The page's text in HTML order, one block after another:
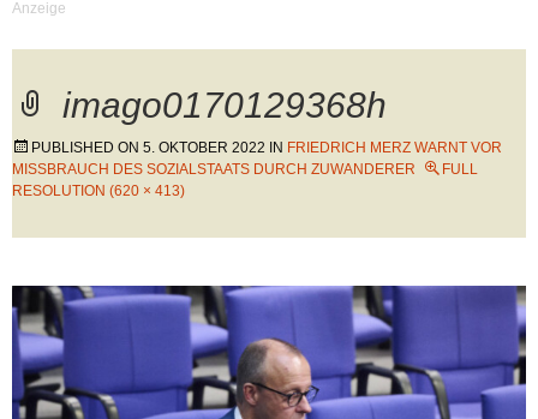
imago0170129368h
PUBLISHED ON 5. OKTOBER 2022 IN FRIEDRICH MERZ WARNT VOR
MISSBRAUCH DES SOZIALSTAATS DURCH ZUWANDERER
FULL
RESOLUTION (620 × 413)